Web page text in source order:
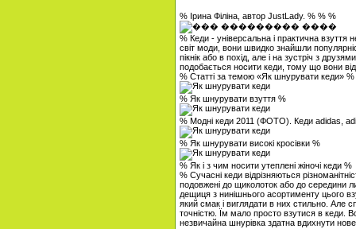
% Ірина Філіна, автор JustLady. % % %
% Кеди - універсальна і практична взуття
світ моди, вони швидко знайшли
пікнік або в похід, але і на зустріч з
подобається носити кеди, тому що вони
% Статті за темою «Як шнурувати кеди» %
% Як шнурувати взуття %
% Модні кеди 2011 (ФОТО). Кеди adidas,
% Як шнурувати високі кросівки %
% Як і з чим носити утеплені жіночі кеди %
% Сучасні кеди відрізняються
подовжені до щиколоток або до середини
дещиця з нинішнього асортименту цього
який смак і виглядати в них стильно. Але
точністю. Їм мало просто взутися в кеди.
незвичайна шнурівка здатна вдихнути